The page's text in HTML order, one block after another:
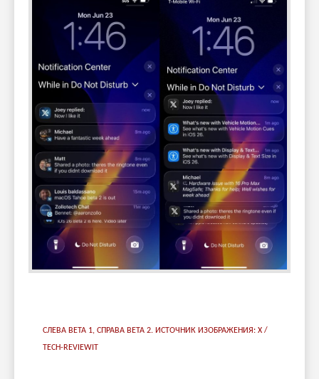
СЛЕВА BETA 1, СПРАВА BETA 2. ИСТОЧНИК ИЗОБРАЖЕНИЯ: X /
TECH-REVIEWIT